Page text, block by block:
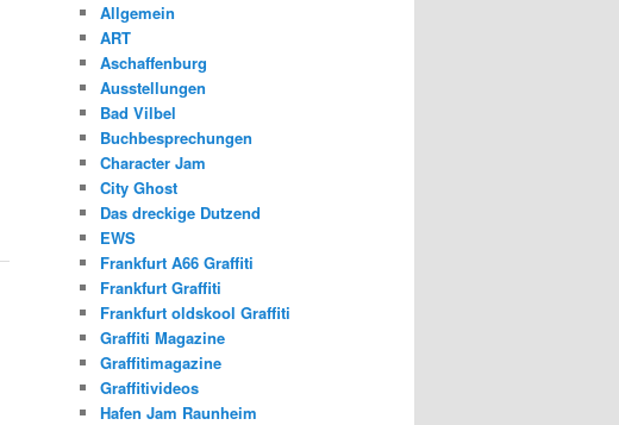
Allgemein
ART
Aschaffenburg
Ausstellungen
Bad Vilbel
Buchbesprechungen
Character Jam
City Ghost
Das dreckige Dutzend
EWS
Frankfurt A66 Graffiti
Frankfurt Graffiti
Frankfurt oldskool Graffiti
Graffiti Magazine
Graffitimagazine
Graffitivideos
Hafen Jam Raunheim